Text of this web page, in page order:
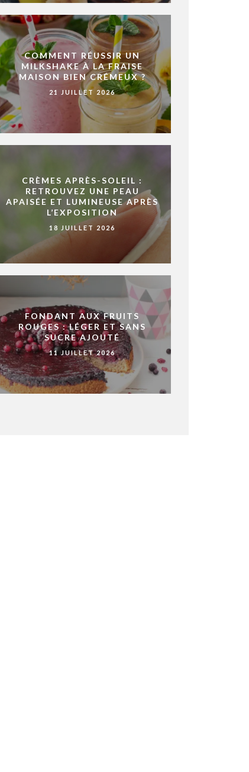
COMMENT RÉUSSIR UN
MILKSHAKE À LA FRAISE
MAISON BIEN CRÉMEUX ?
21 JUILLET 2026
CRÈMES APRÈS-SOLEIL :
RETROUVEZ UNE PEAU
APAISÉE ET LUMINEUSE APRÈS
L’EXPOSITION
18 JUILLET 2026
FONDANT AUX FRUITS
ROUGES : LÉGER ET SANS
SUCRE AJOUTÉ
11 JUILLET 2026